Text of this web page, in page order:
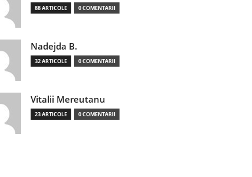
88 ARTICOLE 0 COMENTARII
Nadejda B.
32 ARTICOLE 0 COMENTARII
Vitalii Mereutanu
23 ARTICOLE 0 COMENTARII